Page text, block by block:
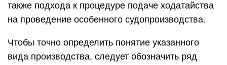
также подхода к процедуре подаче ходатайства
на проведение особенного судопроизводства.
Чтобы точно определить понятие указанного
вида производства, следует обозначить ряд